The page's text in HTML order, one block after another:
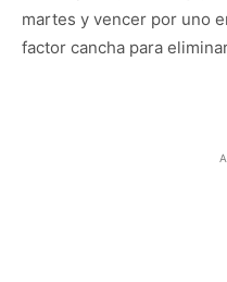
martes y vencer por uno
factor cancha para